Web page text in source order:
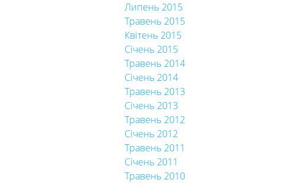
Липень 2015
Травень 2015
Квітень 2015
Січень 2015
Травень 2014
Січень 2014
Травень 2013
Січень 2013
Травень 2012
Січень 2012
Травень 2011
Січень 2011
Травень 2010